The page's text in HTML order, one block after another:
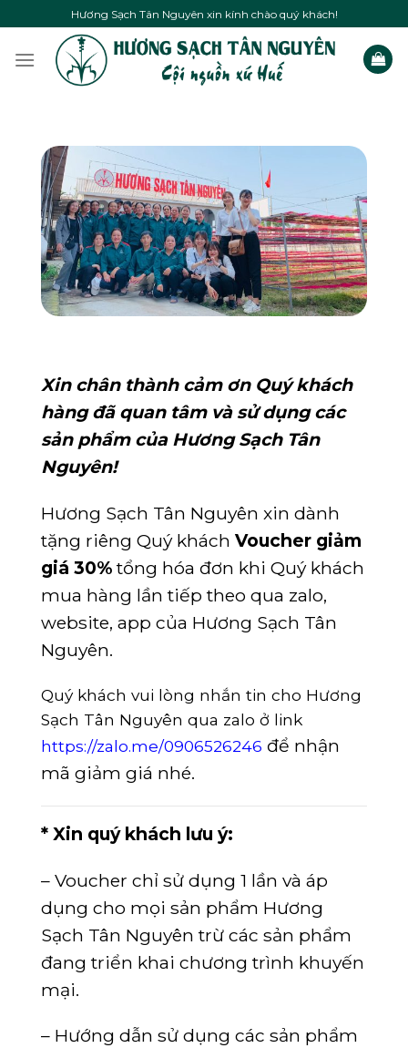
to
content
Hương Sạch Tân Nguyên xin kính chào quý khách!
Xin chân thành cảm ơn Quý khách
hàng đã quan tâm và sử dụng các
sản phẩm của Hương Sạch Tân
Nguyên!
Hương Sạch Tân Nguyên xin dành
tặng riêng Quý khách Voucher giảm
giá 30% tổng hóa đơn khi Quý khách
mua hàng lần tiếp theo qua zalo,
website, app của Hương Sạch Tân
Nguyên.
Quý khách vui lòng nhắn tin cho Hương
Sạch Tân Nguyên qua zalo ở link
https://zalo.me/0906526246 để nhận
mã giảm giá nhé.
* Xin quý khách lưu ý:
– Voucher chỉ sử dụng 1 lần và áp
dụng cho mọi sản phẩm Hương
Sạch Tân Nguyên trừ các sản phẩm
đang triển khai chương trình khuyến
mại.
– Hướng dẫn sử dụng các sản phẩm